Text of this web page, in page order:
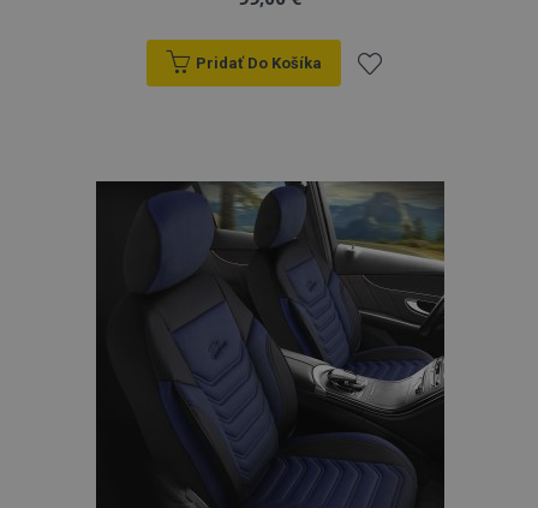
Pridať Do Košíka
zoznamu
prianí